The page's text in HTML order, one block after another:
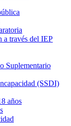
a través del IEP
Suplementario
(SSDI)
años